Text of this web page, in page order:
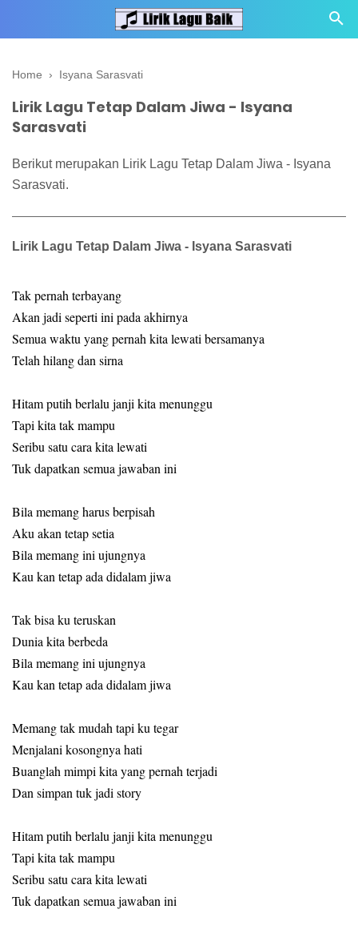
Home › Isyana Sarasvati
Lirik Lagu Tetap Dalam Jiwa - Isyana
Sarasvati
Berikut merupakan Lirik Lagu Tetap Dalam Jiwa - Isyana
Sarasvati.
Lirik Lagu Tetap Dalam Jiwa - Isyana Sarasvati
Tak pernah terbayang
Akan jadi seperti ini pada akhirnya
Semua waktu yang pernah kita lewati bersamanya
Telah hilang dan sirna
Hitam putih berlalu janji kita menunggu
Tapi kita tak mampu
Seribu satu cara kita lewati
Tuk dapatkan semua jawaban ini
Bila memang harus berpisah
Aku akan tetap setia
Bila memang ini ujungnya
Kau kan tetap ada didalam jiwa
Tak bisa ku teruskan
Dunia kita berbeda
Bila memang ini ujungnya
Kau kan tetap ada didalam jiwa
Memang tak mudah tapi ku tegar
Menjalani kosongnya hati
Buanglah mimpi kita yang pernah terjadi
Dan simpan tuk jadi story
Hitam putih berlalu janji kita menunggu
Tapi kita tak mampu
Seribu satu cara kita lewati
Tuk dapatkan semua jawaban ini